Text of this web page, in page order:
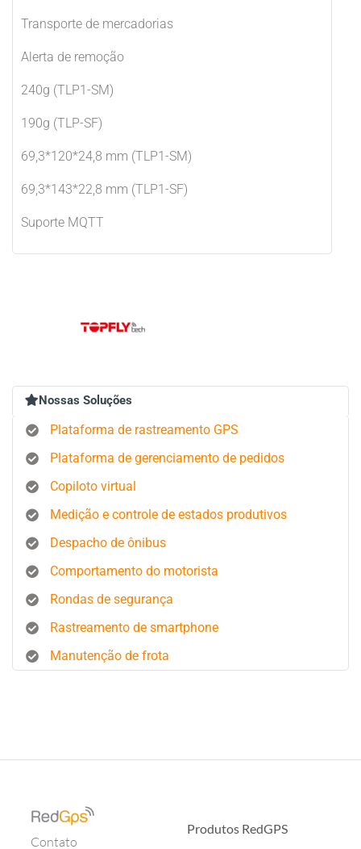
Transporte de mercadorias
Alerta de remoção
240g (TLP1-SM)
190g (TLP-SF)
69,3*120*24,8 mm (TLP1-SM)
69,3*143*22,8 mm (TLP1-SF)
Suporte MQTT
Nossas Soluções
Plataforma de rastreamento GPS
Plataforma de gerenciamento de pedidos
Copiloto virtual
Medição e controle de estados produtivos
Despacho de ônibus
Comportamento do motorista
Rondas de segurança
Rastreamento de smartphone
Manutenção de frota
Contato
Produtos RedGPS